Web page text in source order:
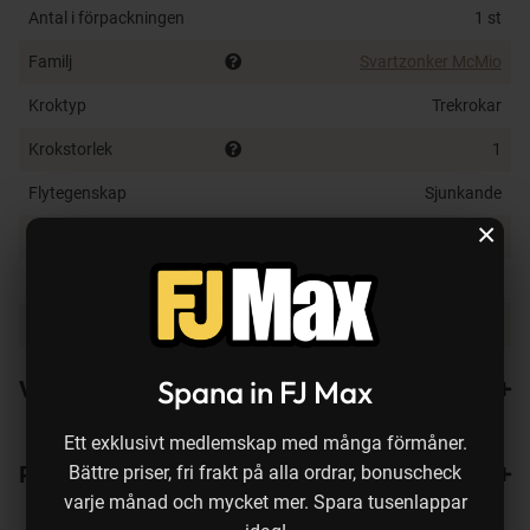
Spana in FJ Max
Ett exklusivt medlemskap med många förmåner.
Bättre priser, fri frakt på alla ordrar, bonuscheck
varje månad och mycket mer. Spara tusenlappar
×
Antal i förpackningen 1 st
Familj Svartzonker McMio
Kroktyp Trekrokar
Krokstorlek 1
Flytegenskap Sjunkande
Sötvatten
Varianter
Recensioner 1